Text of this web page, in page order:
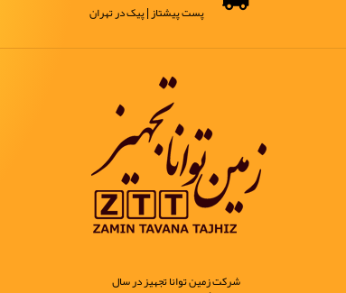
پست پیشتاز | پیک در تهران
شرکت زمین توانا تجهیز در سال